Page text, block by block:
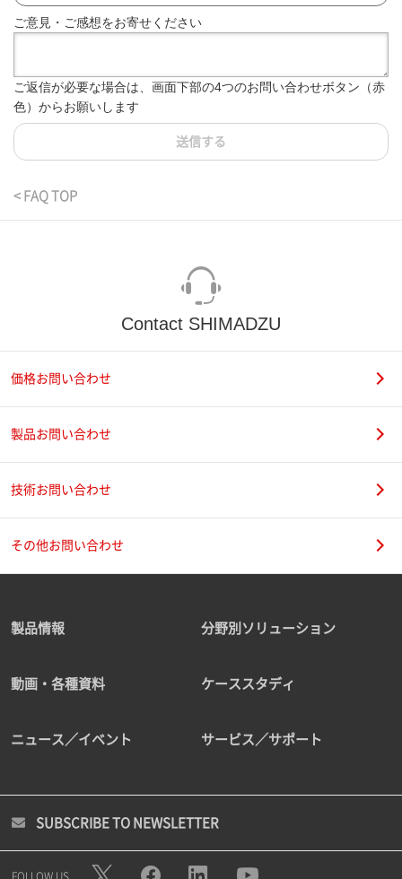
ご意見・ご感想をお寄せください
ご返信が必要な場合は、画面下部の4つのお問い合わせボタン（赤
色）からお願いします
送信する
< FAQ TOP
Contact SHIMADZU
価格お問い合わせ
製品お問い合わせ
技術お問い合わせ
その他お問い合わせ
製品情報 分野別ソリューション
動画・各種資料 ケーススタディ
ニュース／イベント サービス／サポート
SUBSCRIBE TO NEWSLETTER
FOLLOW US